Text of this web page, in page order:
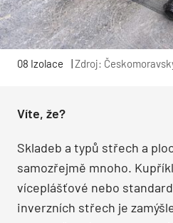
08 Izolace |Zdroj:
Víte, že?
Skladeb a typů střech a
samozřejmě mnoho.
víceplášťové nebo
inverzních střech je